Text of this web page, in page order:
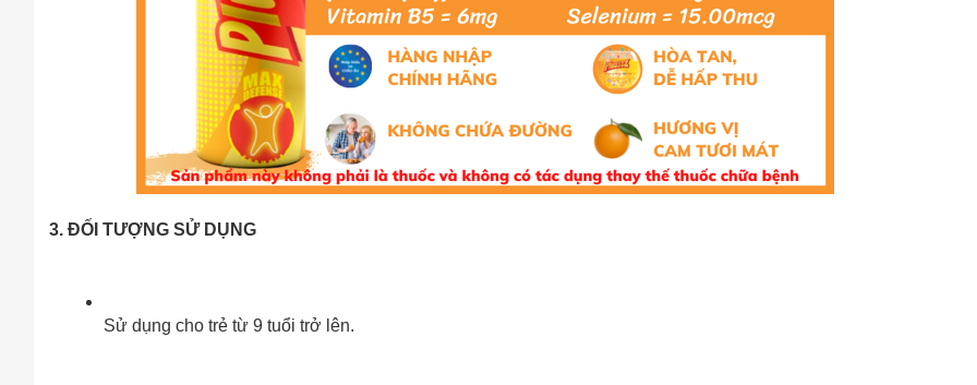
3. ĐỐI TƯỢNG SỬ DỤNG
Sử dụng cho trẻ từ 9 tuổi trở lên.
Chào mừng khách hàng mới!
Tặng bạn mã làm quen
cho đơn hàng có giá trị từ
Khi mua hàng trênCHIAKI
🎁 Đừng Bỏ Lỡ! 🎁
Mã Giảm Giá Dành Riêng Cho Bạn
Giảm ngay cho bất kỳ đơn hàng nào.